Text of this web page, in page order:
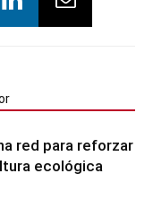
red para reforzar
ecológica